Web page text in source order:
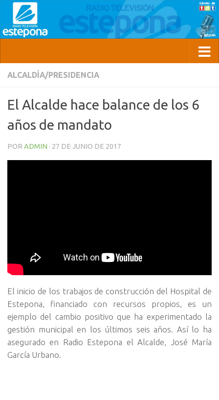
ALCALDÍA/PRESIDENCIA
El Alcalde hace balance de los 6
años de mandato
POR ADMIN · 27 DE JUNIO DE 2017
El inicio de los trabajos de construcción del Hospital de
Estepona, financiado con recursos propios, es un
ejemplo del cambio positivo que ha experimentado la
gestión municipal en los últimos seis años. Así lo ha
asegurado en Radio Estepona el Alcalde, José María
García Urbano.